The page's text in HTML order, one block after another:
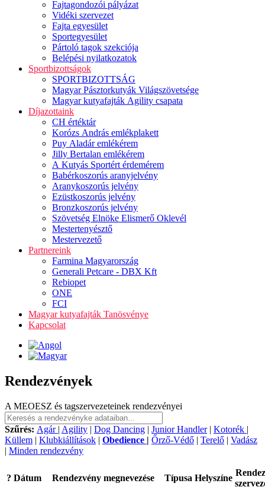
Fajtagondozói pályázat
Vidéki szervezet
Fajta egyesület
Sportegyesület
Pártoló tagok szekciója
Belépési nyilatkozatok
Sportbizottságok
SPORTBIZOTTSÁG
Magyar Pásztorkutyák Világszövetsége
Magyar kutyafajták Agility csapata
Díjazottaink
CH értéktár
Korózs András emlékplakett
Puy Aladár emlékérem
Jilly Bertalan emlékérem
A Kutyás Sportért érdemérem
Babérkoszorús aranyjelvény
Aranykoszorús jelvény
Ezüstkoszorús jelvény
Bronzkoszorús jelvény
Szövetség Elnöke Elismerő Oklevél
Mestertenyésztő
Mestervezető
Partnereink
Farmina Magyarország
Generali Petcare - DBX Kft
Rebiopet
ONE
FCI
Magyar kutyafajták Tanösvénye
Kapcsolat
Rendezvények
A MEOESZ és tagszervezeteinek rendezvényei
Szűrés: Agár | Agility | Dog Dancing | Junior Handler| Kotorék |
Küllem | Klubkiállítások | Obedience | Őrző-Védő | Terelő | Vadász
| Minden rendezvény
? Dátum Rendezvény megnevezése Típusa Helyszíne